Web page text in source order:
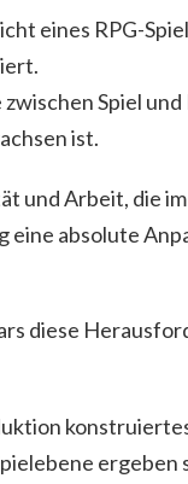
eines RPG-
Spiel
ist.
und Arbeit, die
absolute
diese
ergeben